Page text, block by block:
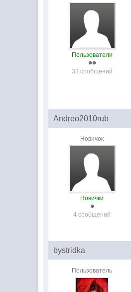
Пользователи
33 сообщений
Andreo2010rub
Новичок
Новички
4 сообщений
bystridka
Пользователь